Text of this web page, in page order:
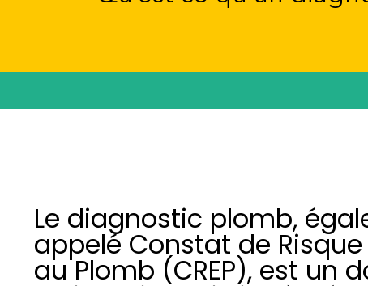
Le diagnostic plomb,
appelé Constat de
au Plomb (CREP), est un